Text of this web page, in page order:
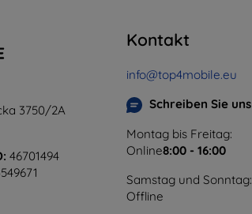
3750/2A
46701494
Kontakt
info@top4mobile.eu
Schreiben Sie uns
Montag bis Freitag:
Online8:00 - 16:00
Samstag und Sonntag:
Offline